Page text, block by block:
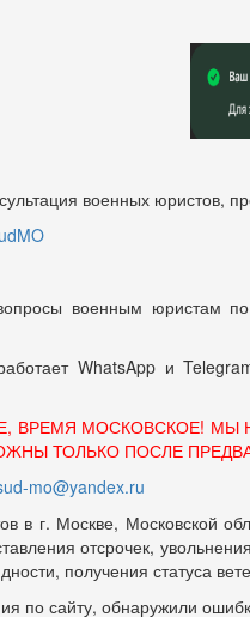
военных юристов,
военным юристам
WhatsApp и
ВРЕМЯ МОСКОВСКОЕ!
ТОЛЬКО ПОСЛЕ
mo@yandex.ru
в г. Москве, Московской
отсрочек,
получения статуса
по сайту, обнаружили